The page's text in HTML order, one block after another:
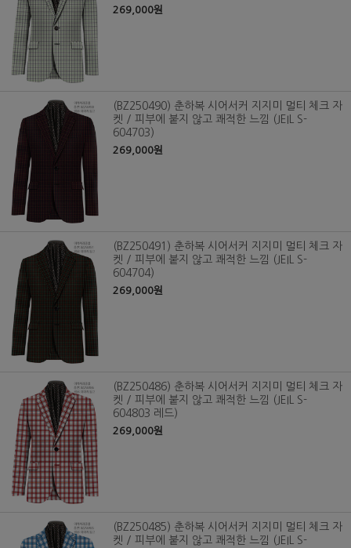
269,000원
(BZ250490) 춘하복 시어서커 지지미 멀티 체크 자
켓 / 피부에 붙지 않고 쾌적한 느낌 (JEIL S-
604703)
269,000원
(BZ250491) 춘하복 시어서커 지지미 멀티 체크 자
켓 / 피부에 붙지 않고 쾌적한 느낌 (JEIL S-
604704)
269,000원
(BZ250486) 춘하복 시어서커 지지미 멀티 체크 자
켓 / 피부에 붙지 않고 쾌적한 느낌 (JEIL S-
604803 레드)
269,000원
(BZ250485) 춘하복 시어서커 지지미 멀티 체크 자
켓 / 피부에 붙지 않고 쾌적한 느낌 (JEIL S-